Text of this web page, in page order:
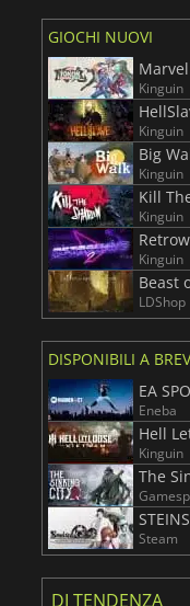
GIOCHI NUOVI
Kinguin
Kinguin
Big
Kinguin
Kill
Kinguin
Kinguin
Beast
LDShop
DISPONIBILI A
EA
Eneba
Hell
Kinguin
The
Steam
DI TENDENZA